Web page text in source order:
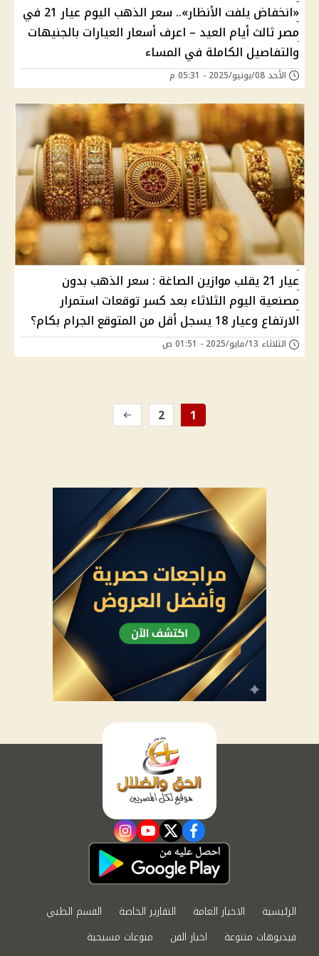
«انخفاض يلفت الأنظار».. سعر الذهب اليوم عيار 21 في
مصر ثالث أيام العيد – اعرف أسعار العيارات بالجنيهات
والتفاصيل الكاملة في المساء
الأحد 08/يونيو/2025 - 05:31 م
عيار 21 يقلب موازين الصاغة : سعر الذهب بدون
مصنعية اليوم الثلاثاء بعد كسر توقعات استمرار
الارتفاع وعيار 18 يسجل أقل من المتوقع الجرام بكام؟
الثلاثاء 13/مايو/2025 - 01:51 ص
1
2
facebook
twitter
youtube
instagram
الرئيسية الاخبار العامة التقارير الخاصة
القسم الطبي
فيديوهات متنوعة
اخبار الفن
منوعات مسيحية